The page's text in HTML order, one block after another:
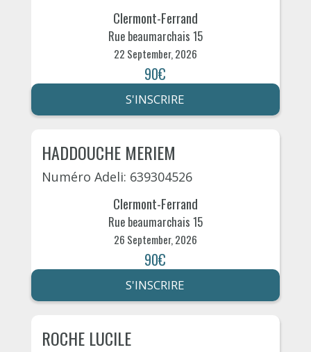
Clermont-Ferrand
Rue beaumarchais 15
22 September, 2026
90€
S'INSCRIRE
HADDOUCHE MERIEM
Numéro Adeli: 639304526
Clermont-Ferrand
Rue beaumarchais 15
26 September, 2026
90€
S'INSCRIRE
ROCHE LUCILE